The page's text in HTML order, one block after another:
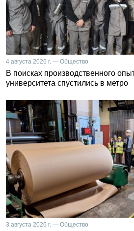
4 августа 2026 г. — Общество
В поисках производственного
университета спустились в метро
3 августа 2026 г. — Общество